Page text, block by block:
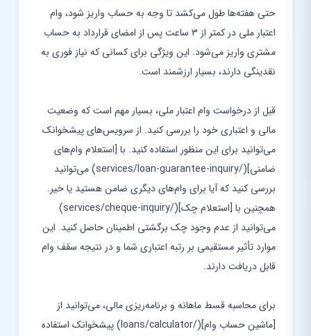
حتی هفته‌ها طول می‌کشد تا وجه به حساب واریز شود، وام
اعتبار ملی در کمتر از 3 ساعت پس از امضای قرارداد به حساب
مشتری واریز می‌شود. این ویژگی برای کسانی که نیاز فوری به
نقدینگی دارند، بسیار ارزشمند است.
قبل از درخواست وام اعتبار ملی، بسیار مهم است که وضعیت
مالی و اعتباری خود را بررسی کنید. از سرویس‌های پیشخوانک
می‌توانید برای این منظور استفاده کنید. با [استعلام وام‌های
ضامنی](/services/loan-guarantee-inquiry) می‌توانید
بررسی کنید که آیا برای وام‌های دیگری ضامن هستید یا خیر.
همچنین با [استعلام چک](/services/cheque-inquiry)
می‌توانید از عدم وجود چک برگشتی اطمینان حاصل کنید. این
موارد تأثیر مستقیمی بر رتبه اعتباری شما و در نتیجه سقف وام
قابل دریافت دارند.
برای محاسبه قسط ماهانه و برنامه‌ریزی مالی، می‌توانید از
[ماشین حساب وام](/loans/calculator) پیشخوانک استفاده